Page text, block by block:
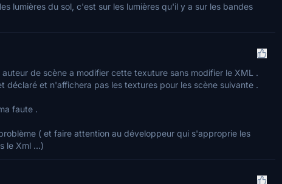
lumières du sol, c'est sur les lumières qu'il y a sur les bandes
de scène a modifier cette texuture sans modifier le XML .
déclaré et n'affichera pas les textures pour les scène suivante .
faute .
( et faire attention au développeur qui s'approprie les
le Xml ...)